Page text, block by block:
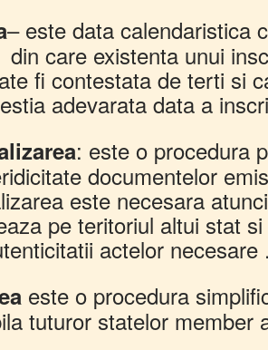
– este data calendaristica
care existenta unui
fi contestata de terti si
adevarata data a
: este o procedura
documentelor
este necesara
pe teritoriul altui stat
actelor necesare
este o procedura
tuturor statelor member